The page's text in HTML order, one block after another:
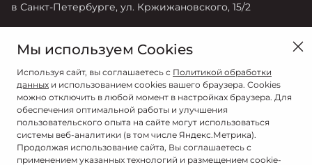
в Санкт-Петербурге, ул. Кржижановского, 15/2
+7 (812) 600 70 00
Мы используем Cookies
Используя сайт, вы соглашаетесь с Политикой обработки
данных и использованием cookies вашего браузера. Cookies
можно отключить в любой момент в настройках браузера. Для
обеспечения оптимальной работы и улучшения
пользовательского опыта на сайте могут использоваться
системы веб-аналитики (в том числе Яндекс.Метрика).
Продолжая использование сайта, Вы соглашаетесь с
применением указанных технологий и размещением cookie-